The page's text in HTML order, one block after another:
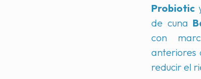
Probiotic
de cuna
con
anteriores
reducir el